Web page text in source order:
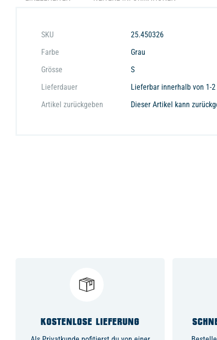
EHC Biel-Bienne CCM Sweater Crewneck
Material: 80% Baumwolle, 20% Polyester
Ausschnitt: Rundhals
Logo: Transferdruck
Weitere
SKU 25.450326
Farbe
Grau
Grösse
S
Lieferdauer
Lieferbar innerhalb von 1-2
Artikel zurückgeben
Dieser Artikel kann
KOSTENLOSE LIEFERUNG